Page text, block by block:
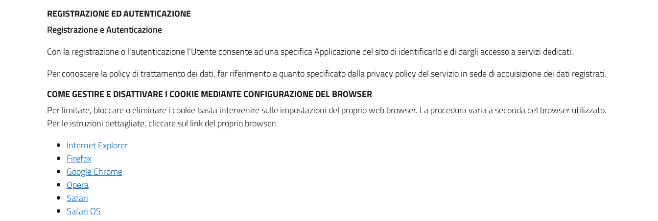
REGISTRAZIONE ED AUTENTICAZIONE
Registrazione e Autenticazione
Con la registrazione o l'autenticazione l'Utente consente ad una specifica Applicazione del sito di identificarlo e di dargli accesso a servizi dedicati.
Per conoscere la policy di trattamento dei dati, far riferimento a quanto specificato dalla privacy policy del servizio in sede di acquisizione dei dati registrati.
COME GESTIRE E DISATTIVARE I COOKIE MEDIANTE CONFIGURAZIONE DEL BROWSER
Per limitare, bloccare o eliminare i cookie basta intervenire sulle impostazioni del proprio web browser. La procedura varia a seconda del browser utilizzato.
Per le istruzioni dettagliate, cliccare sul link del proprio browser:
Internet Explorer
Firefox
Google Chrome
Opera
Safari
Safari OS